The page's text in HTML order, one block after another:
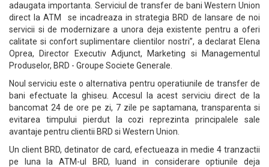
adaugata importanta. Serviciul de transfer de bani Western Union
direct la ATM se incadreaza in strategia BRD de lansare de noi
servicii si de modernizare a unora deja existente pentru a oferi
calitate si confort suplimentare clientilor nostri”, a declarat Elena
Oprea, Director Executiv Adjunct, Marketing si Managementul
Produselor, BRD - Groupe Societe Generale.
Noul serviciu este o alternativa pentru operatiunile de transfer de
bani efectuate la ghiseu. Accesul la acest serviciu direct de la
bancomat 24 de ore pe zi, 7 zile pe saptamana, transparenta si
evitarea timpului pierdut la cozi reprezinta principalele sale
avantaje pentru clientii BRD si Western Union.
Un client BRD, detinator de card, efectueaza in medie 4 tranzactii
pe luna la ATM-ul BRD, luand in considerare optiunile deja